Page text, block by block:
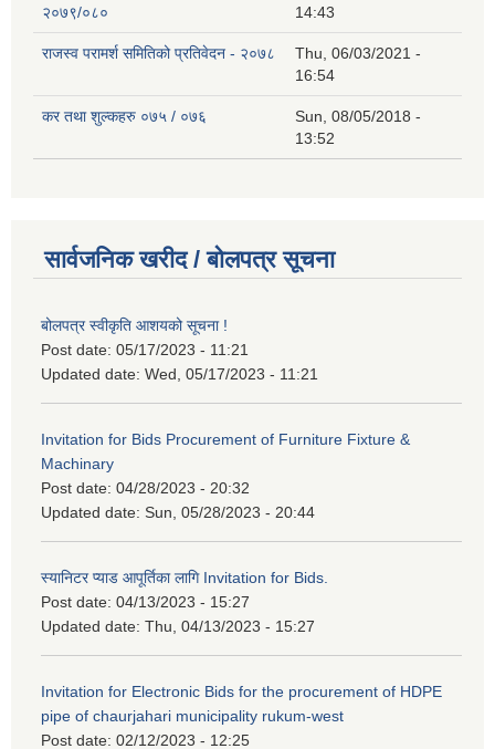
२०७९/०८०
14:43
राजस्व परामर्श समितिको प्रतिवेदन - २०७८
Thu, 06/03/2021 -
16:54
कर तथा शुल्कहरु ०७५ / ०७६
Sun, 08/05/2018 -
13:52
सार्वजनिक खरीद / बोलपत्र सूचना
बोलपत्र स्वीकृति आशयको सूचना !
Post date: 05/17/2023 - 11:21
Updated date: Wed, 05/17/2023 - 11:21
Invitation for Bids Procurement of Furniture Fixture &
Machinary
Post date: 04/28/2023 - 20:32
Updated date: Sun, 05/28/2023 - 20:44
स्यानिटर प्याड आपूर्तिका लागि Invitation for Bids.
Post date: 04/13/2023 - 15:27
Updated date: Thu, 04/13/2023 - 15:27
Invitation for Electronic Bids for the procurement of HDPE
pipe of chaurjahari municipality rukum-west
Post date: 02/12/2023 - 12:25